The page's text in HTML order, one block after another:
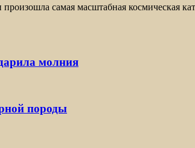
самая масштабная космическая
молния
породы